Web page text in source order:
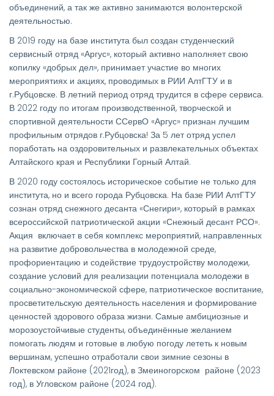
объединений, а так же активно занимаются волонтерской
деятельностью.
В 2019 году на базе института был создан студенческий
сервисный отряд «Аргус», который активно наполняет свою
копилку «добрых дел», принимает участие во многих
мероприятиях и акциях, проводимых в РИИ АлтГТУ и в
г.Рубцовске. В летний период отряд трудится в сфере сервиса.
В 2022 году по итогам производственной, творческой и
спортивной деятельности ССервО «Аргус» признан лучшим
профильным отрядов г.Рубцовска! За 5 лет отряд успел
поработать на оздоровительных и развлекательных объектах
Алтайского края и Республики Горный Алтай.
В 2020 году состоялось историческое событие не только для
института, но и всего города Рубцовска. На базе РИИ АлтГТУ
сознан отряд снежного десанта «Снегири», который в рамках
всероссийской патриотической акции «Снежный десант РСО».
Акция включает в себя комплекс мероприятий, направленных
на развитие добровольчества в молодежной среде,
профориентацию и содействие трудоустройству молодежи,
создание условий для реализации потенциала молодежи в
социально-экономической сфере, патриотическое воспитание,
просветительскую деятельность населения и формирование
ценностей здорового образа жизни. Самые амбициозные и
морозоустойчивые студенты, объединённые желанием
помогать людям и готовые в любую погоду лететь к новым
вершинам, успешно отработали свои зимние сезоны в
Локтевском районе (2021год), в Змеиногорском районе (2023
год), в Угловском районе (2024 год).